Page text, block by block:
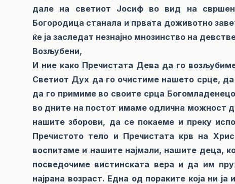
дале на светиот Јосиф во вид на
Богородица станала и првата доживотно
ќе ја заследат незнајно мнозинство на
Возљубени,
И ние како Пречистата Дева да го
Светиот Дух да го очистиме нашето срце,
да го примиме во своите срца
во дните на постот имаме одлична можност
нашите зборови, да се покаеме и преку
Пречистото тело и Пречистата крв на
воспитаме и нашите најмали, нашите деца,
посведочиме вистинската вера и да им
најрана возраст. Една од пораките која ни